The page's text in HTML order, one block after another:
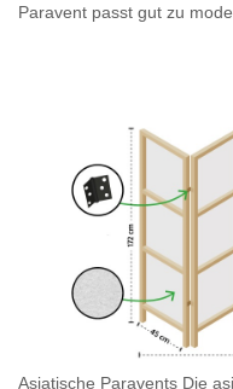
Paravent passt gut zu
Asiatische Paravents Die